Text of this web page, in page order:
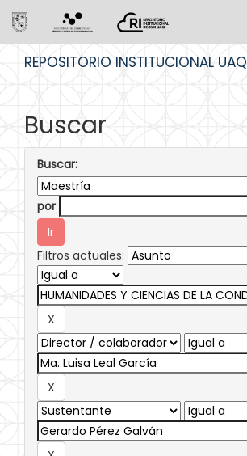
REPOSITORIO INSTITUCIONAL UAQ
Buscar
Buscar:
por
Filtros actuales: